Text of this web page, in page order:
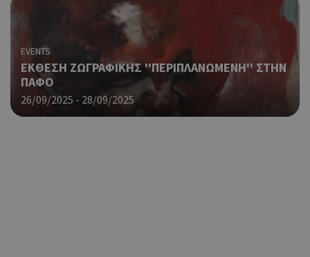
EVENTS
ΕΚΘΕΣΗ ΖΩΓΡΑΦΙΚΗΣ ''ΠΕΡΙΠΛΑΝΩΜΕΝΗ'' ΣΤΗΝ
ΠΑΦΟ
26/09/2025 - 28/09/2025